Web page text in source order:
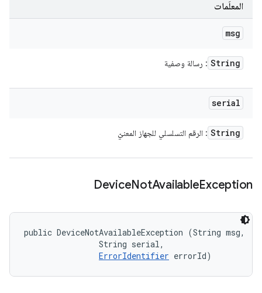
المعلَمات
msg
String : رسالة وصفية
serial
String : الرقم التسلسلي للجهاز المعنيّ
DeviceNotAvailableException
public DeviceNotAvailableException (String msg,
                String serial,
ErrorIdentifier errorId)